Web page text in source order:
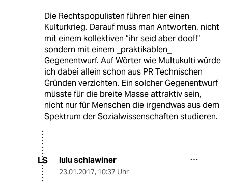
Die Rechtspopulisten führen hier einen
Kulturkrieg. Darauf muss man Antworten, nicht
mit einem kollektiven “ihr seid aber doof!”
sondern mit einem _praktikablen_
Gegenentwurf. Auf Wörter wie Multukulti würde
ich dabei allein schon aus PR Technischen
Gründen verzichten. Ein solcher Gegenentwurf
müsste für die breite Masse attraktiv sein,
nicht nur für Menschen die irgendwas aus dem
Spektrum der Sozialwissenschaften studieren.
LS lulu schlawiner
23.01.2017, 10:37 Uhr